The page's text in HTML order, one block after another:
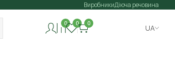
ВиробникиДіюча речовина
0 0 0
UA